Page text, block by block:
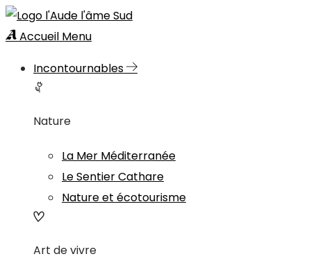
Accueil Menu
Incontournables
Nature
La Mer Méditerranée
Le Sentier Cathare
Nature et écotourisme
Art de vivre